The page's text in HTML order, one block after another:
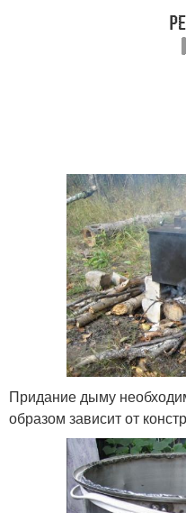
Придание дыму
образом зависит от